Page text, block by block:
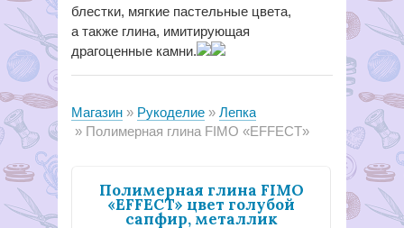
блестки, мягкие пастельные цвета,
а также глина, имитирующая
драгоценные камни.
Магазин Рукоделие
Лепка
Полимерная глина FIMO «EFFECT»
Полимерная глина FIMO
«EFFECT» цвет голубой
сапфир, металлик